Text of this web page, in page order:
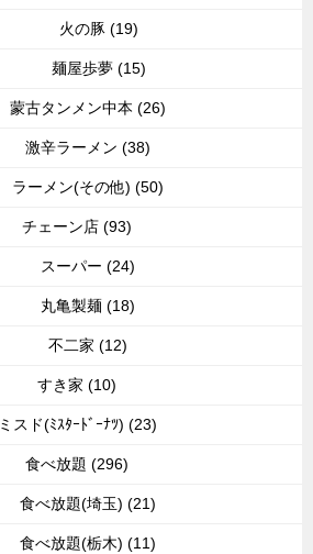
火の豚 (19)
麺屋歩夢 (15)
蒙古タンメン中本 (26)
激辛ラーメン (38)
ラーメン(その他) (50)
チェーン店 (93)
スーパー (24)
丸亀製麺 (18)
不二家 (12)
すき家 (10)
ミスド(ﾐｽﾀｰﾄﾞｰﾅﾂ) (23)
食べ放題 (296)
食べ放題(埼玉) (21)
食べ放題(栃木) (11)